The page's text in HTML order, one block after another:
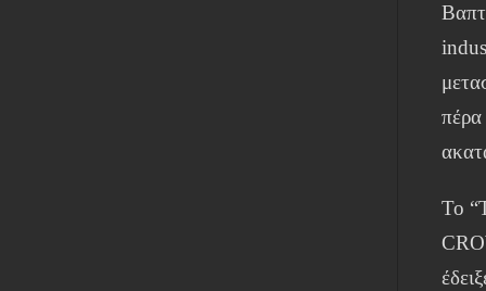
πέρα
Το